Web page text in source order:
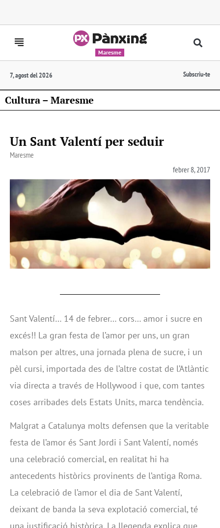
Maresme
7, agost del 2026 Subscriu-te
Cultura – Maresme
Un Sant Valentí per seduir
Maresme
febrer 8, 2017
Sant Valentí… 14 de febrer… cors… amor i sucre en
excés!! La gran festa de l’amor per uns, un gran
malson per altres, una jornada plena de sucre, i un
pèl cursi, importada des de l’altre costat de l’Atlàntic
via directa a través de Hollywood i que, com tantes
coses arribades dels Estats Units, marca tendència.
Malgrat a Catalunya molts defensen que la veritable
festa de l’amor és Sant Jordi i Sant Valentí, només
una celebració comercial, en realitat hi ha
antecedents històrics provinents de l’antiga Roma.
La celebració de l’amor el dia de Sant Valentí,
deixant de banda la seva explotació comercial, té